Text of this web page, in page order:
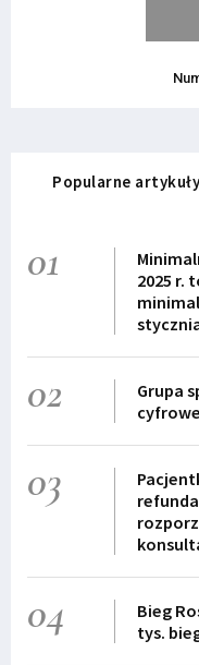
Popularne artykuły
01
2025 r.
02
Grupa
03
04
Bieg
tys.